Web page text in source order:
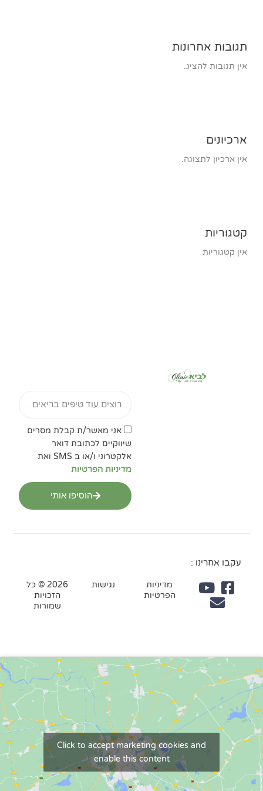
תגובות אחרונות
אין תגובות להציג.
ארכיונים
אין ארכיון לתצוגה.
קטגוריות
אין קטגוריות
אישור
מדיניות
הפרטיות
אני מאשר/ת קבלת מסרים
שיווקיים לכתובת דואר
אלקטרוני ו/או ב SMS ואת
מדיניות הפרטיות
הוסיפו אותי
עקבו אחרינו :
מדיניות
הפרטיות
נגישות
2026 © כל
הזכויות
שמורות
Click to accept marketing cookies and
enable this content